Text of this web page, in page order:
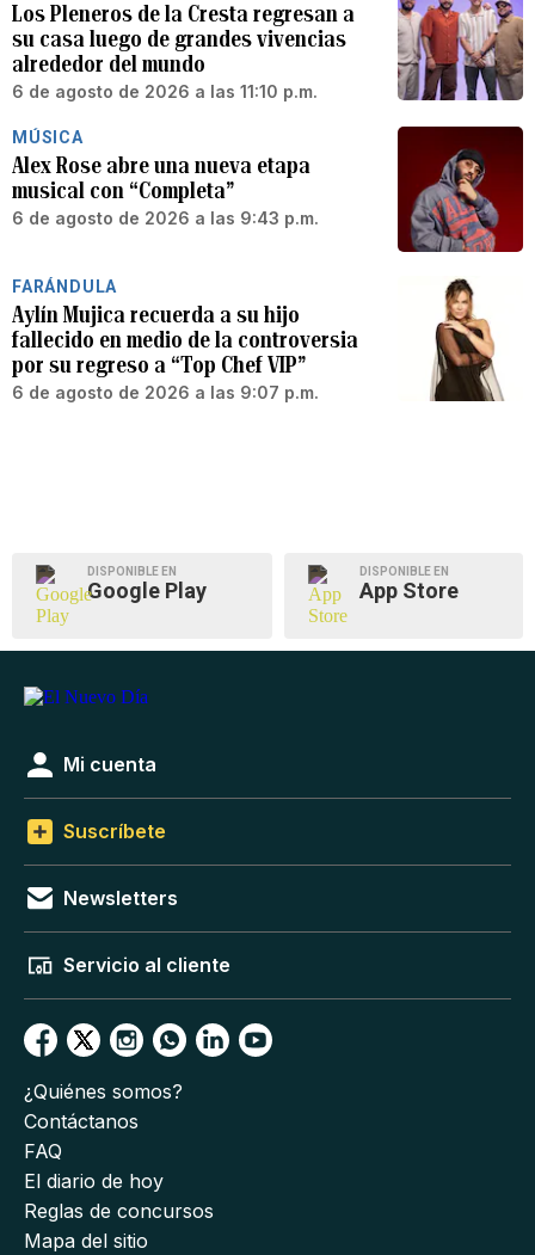
Los Pleneros de la Cresta regresan a
su casa luego de grandes vivencias
alrededor del mundo
6 de agosto de 2026 a las 11:10 p.m.
MÚSICA
Alex Rose abre una nueva etapa
musical con “Completa”
6 de agosto de 2026 a las 9:43 p.m.
FARÁNDULA
Aylín Mujica recuerda a su hijo
fallecido en medio de la controversia
por su regreso a “Top Chef VIP”
6 de agosto de 2026 a las 9:07 p.m.
DISPONIBLE EN
Google Play
DISPONIBLE EN
App Store
Mi cuenta
Suscríbete
Newsletters
Servicio al cliente
¿Quiénes somos?
Contáctanos
FAQ
El diario de hoy
Reglas de concursos
Mapa del sitio